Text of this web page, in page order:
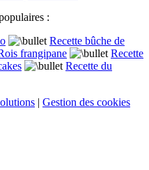
:
Recette bûche de
frangipane
Recette
Recette du
| Gestion des cookies